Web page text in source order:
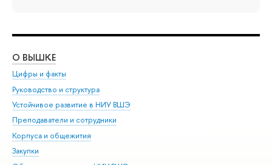
О ВЫШКЕ
Цифры и факты
Руководство и структура
Устойчивое развитие в НИУ ВШЭ
Преподаватели и сотрудники
Корпуса и общежития
Закупки